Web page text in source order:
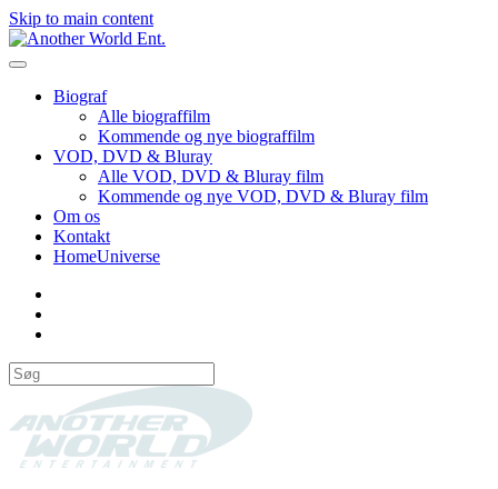
Skip to main content
Biograf
Alle biograffilm
Kommende og nye biograffilm
VOD, DVD & Bluray
Alle VOD, DVD & Bluray film
Kommende og nye VOD, DVD & Bluray film
Om os
Kontakt
HomeUniverse